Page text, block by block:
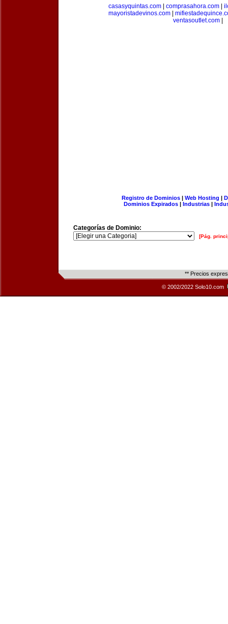
casasyquintas.com| comprasahora.com|
mayoristadevinos.com
ventasoutlet.com
Registro de Dominios| Web Hosting |
Dominios Expirados | Industrias |
Categorías de Dominio:
[Pág.
** Precios
© 2002/2022 Solo10.com